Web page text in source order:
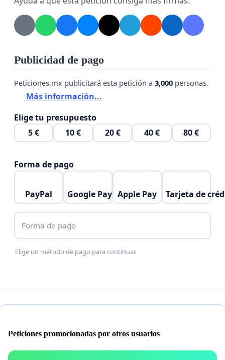
fraccionamiento.
Agradecemos sinceramente su atención a esta
encontrar una solución que beneficie a todos los
involucrados. Estamos dispuestos a colaborar y
contribuir en todo lo necesario para preservar la
calidad de vida en nuestro hogar.
Atentamente
Residentes del fraccionamiento Aldea Tulum
Publicidad de pago
Peticiones.mx publicitará esta petición a 3,000 personas.
Más información...
Elige tu presupuesto
5 €
10 € 20 € 40 € 80 €
Forma de pago
PayPal Google Pay Apple Pay Tarjeta de
Forma de pago
Elige un método de pago para continuar.
Peticiones promocionadas por otros usuarios